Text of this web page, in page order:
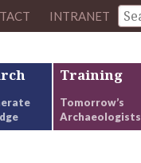
INTRANET
Training
Tomorrow’s
Archaeologists